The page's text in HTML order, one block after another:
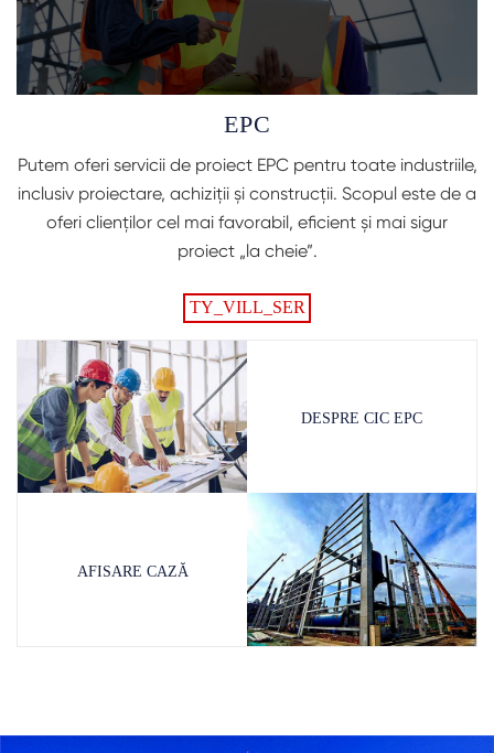
EPC
Putem oferi servicii de proiect EPC pentru toate industriile,
inclusiv proiectare, achiziții și construcții. Scopul este de a
oferi clienților cel mai favorabil, eficient și mai sigur
proiect „la cheie”.
TY_VILL_SER
DESPRE CIC EPC
AFISARE CAZĂ